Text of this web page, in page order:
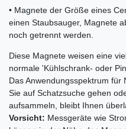
• Magnete der Größe eines
einen Staubsauger, Magnete
noch getrennt werden.
Diese Magnete weisen eine
normale 'Kühlschrank- oder
Das Anwendungsspektrum
Sie auf Schatzsuche gehen
aufsammeln, bleibt Ihnen
Vorsicht: Messgeräte wie